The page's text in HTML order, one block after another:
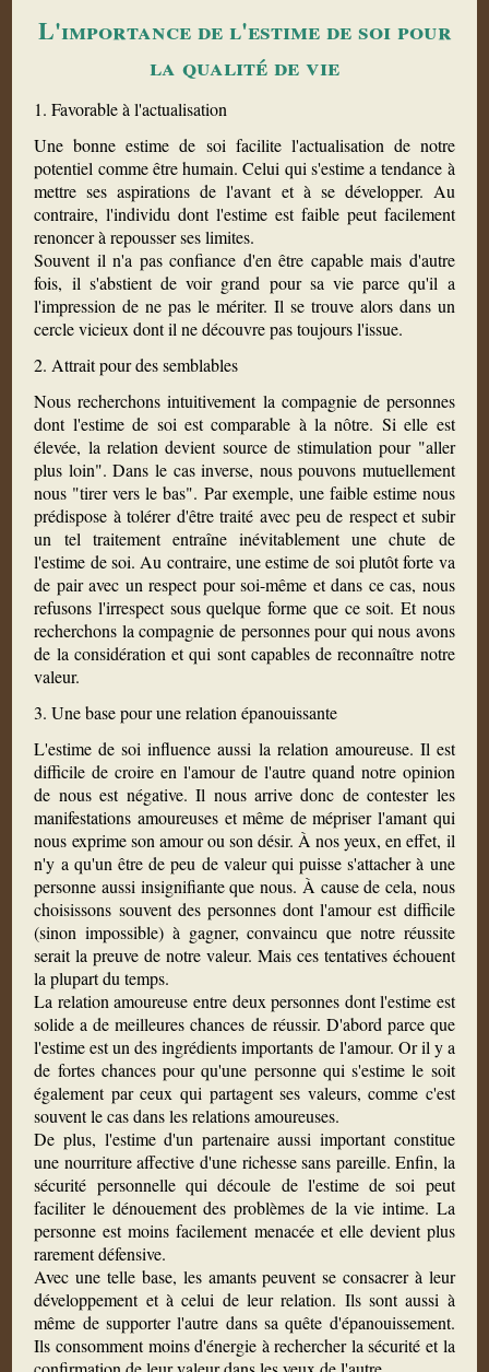
L'importance de l'estime de soi pour
la qualité de vie
1. Favorable à l'actualisation
Une bonne estime de soi facilite l'actualisation de notre
potentiel comme être humain. Celui qui s'estime a tendance à
mettre ses aspirations de l'avant et à se développer. Au
contraire, l'individu dont l'estime est faible peut facilement
renoncer à repousser ses limites.
Souvent il n'a pas confiance d'en être capable mais d'autre
fois, il s'abstient de voir grand pour sa vie parce qu'il a
l'impression de ne pas le mériter. Il se trouve alors dans un
cercle vicieux dont il ne découvre pas toujours l'issue.
2. Attrait pour des semblables
Nous recherchons intuitivement la compagnie de personnes
dont l'estime de soi est comparable à la nôtre. Si elle est
élevée, la relation devient source de stimulation pour "aller
plus loin". Dans le cas inverse, nous pouvons mutuellement
nous "tirer vers le bas". Par exemple, une faible estime nous
prédispose à tolérer d'être traité avec peu de respect et subir
un tel traitement entraîne inévitablement une chute de
l'estime de soi. Au contraire, une estime de soi plutôt forte va
de pair avec un respect pour soi-même et dans ce cas, nous
refusons l'irrespect sous quelque forme que ce soit. Et nous
recherchons la compagnie de personnes pour qui nous avons
de la considération et qui sont capables de reconnaître notre
valeur.
3. Une base pour une relation épanouissante
L'estime de soi influence aussi la relation amoureuse. Il est
difficile de croire en l'amour de l'autre quand notre opinion
de nous est négative. Il nous arrive donc de contester les
manifestations amoureuses et même de mépriser l'amant qui
nous exprime son amour ou son désir. À nos yeux, en effet, il
n'y a qu'un être de peu de valeur qui puisse s'attacher à une
personne aussi insignifiante que nous. À cause de cela, nous
choisissons souvent des personnes dont l'amour est difficile
(sinon impossible) à gagner, convaincu que notre réussite
serait la preuve de notre valeur. Mais ces tentatives échouent
la plupart du temps.
La relation amoureuse entre deux personnes dont l'estime est
solide a de meilleures chances de réussir. D'abord parce que
l'estime est un des ingrédients importants de l'amour. Or il y a
de fortes chances pour qu'une personne qui s'estime le soit
également par ceux qui partagent ses valeurs, comme c'est
souvent le cas dans les relations amoureuses.
De plus, l'estime d'un partenaire aussi important constitue
une nourriture affective d'une richesse sans pareille. Enfin, la
sécurité personnelle qui découle de l'estime de soi peut
faciliter le dénouement des problèmes de la vie intime. La
personne est moins facilement menacée et elle devient plus
rarement défensive.
Avec une telle base, les amants peuvent se consacrer à leur
développement et à celui de leur relation. Ils sont aussi à
même de supporter l'autre dans sa quête d'épanouissement.
Ils consomment moins d'énergie à rechercher la sécurité et la